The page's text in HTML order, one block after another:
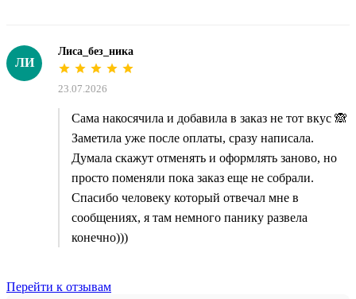
ЛИ
Лиса_без_ника
23.07.2026
Сама накосячила и добавила в заказ не тот вкус 🙈
Заметила уже после оплаты, сразу написала.
Думала скажут отменять и оформлять заново, но
просто поменяли пока заказ еще не собрали.
Спасибо человеку который отвечал мне в
сообщениях, я там немного панику развела
конечно)))
Перейти к отзывам